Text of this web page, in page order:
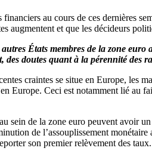
au cours de ces dernières
augmentent et que les décideurs
États membres de la zone
des doutes quant à la pérennité des
craintes se situe en Europe, les
Europe. Ceci est notamment lié au
sein de la zone euro peuvent avoir
de l’assouplissement
son premier relèvement des